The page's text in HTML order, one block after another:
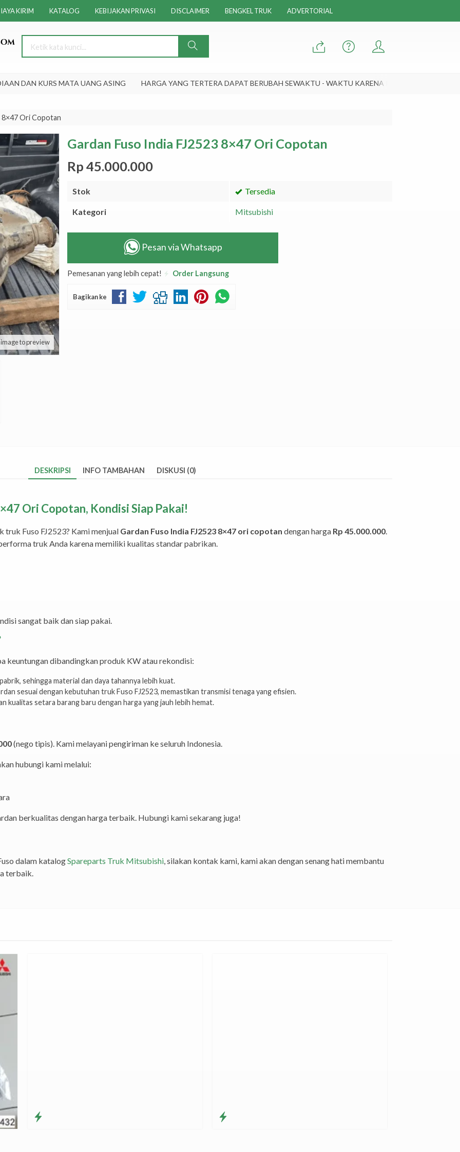
KIRIM KATALOG KEBIJAKAN PRIVASI DISCLAIMER BENGKEL TRUK ADVERTORIAL
DAN KURS MATA UANG ASING HARGA YANG TERTERA DAPAT BERUBAH SEWAKTU - WAKTU KARENA KONDISI /
8×47 Ori Copotan
to preview
Gardan Fuso India FJ2523 8×47 Ori Copotan
Rp 45.000.000
Stok Tersedia
Kategori Mitsubishi
Pesan via Whatsapp
Pemesanan yang lebih cepat! Order Langsung
Bagikan ke
DESKRIPSI INFO TAMBAHAN DISKUSI (0)
Ori Copotan, Kondisi Siap Pakai!
Fuso FJ2523? Kami menjual Gardan Fuso India FJ2523 8×47 ori copotan dengan harga Rp 45.000.000.
truk Anda karena memiliki kualitas standar pabrikan.
sangat baik dan siap pakai.
keuntungan dibandingkan produk KW atau rekondisi:
sehingga material dan daya tahannya lebih kuat.
sesuai dengan kebutuhan truk Fuso FJ2523, memastikan transmisi tenaga yang efisien.
kualitas setara barang baru dengan harga yang jauh lebih hemat.
(nego tipis). Kami melayani pengiriman ke seluruh Indonesia.
hubungi kami melalui:
berkualitas dengan harga terbaik. Hubungi kami sekarang juga!
dalam katalogSpareparts Truk Mitsubishi, silakan kontak kami, kami akan dengan senang hati membantu
terbaik.